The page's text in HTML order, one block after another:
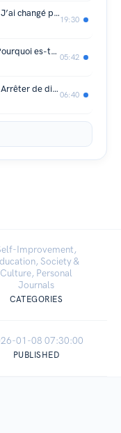
Challenge Main Character #14 — J’ai changé plus que je ne le pensais
19:30
Challenge Main Character #13 - Pourquoi es-tu toujours la dernière sur ta liste ?
05:42
Challenge Main Character #12 — Arrêter de dire oui par réflexe
06:40
Improvement,
Society &
Culture, Personal
Journals
CATEGORIES
01-08 07:30:00
PUBLISHED